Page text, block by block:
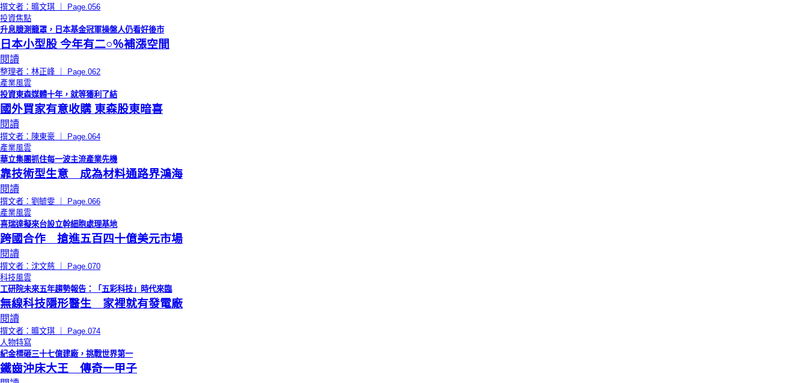
撰文者：曠文琪 ｜ Page.056
投資焦點
升息臆測籠罩，日本基金冠軍操盤人仍看好後市
日本小型股 今年有二○％補漲空間
閱讀
整理者：林正峰 ｜ Page.062
產業風雲
投資東森媒體十年，就等獲利了結
國外買家有意收購 東森股東暗喜
閱讀
撰文者：陳東豪 ｜ Page.064
產業風雲
華立集團抓住每一波主流產業先機
靠技術型生意 成為材料通路界鴻海
閱讀
撰文者：劉毓雯 ｜ Page.066
產業風雲
喜瑞達擬來台設立幹細胞處理基地
跨國合作 搶進五百四十億美元市場
閱讀
撰文者：沈文慈 ｜ Page.070
科技風雲
工研院未來五年趨勢報告：「五彩科技」時代來臨
無線科技隱形醫生 家裡就有發電廠
閱讀
撰文者：曠文琪 ｜ Page.074
人物特寫
紀金標砸三十七億建廠，挑戰世界第一
鐵齒沖床大王 傳奇一甲子